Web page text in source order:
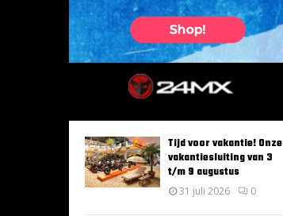
Tijd voor vakantie! Onze
vakantiesluiting van 3
t/m 9 augustus
31 juli 2026 0